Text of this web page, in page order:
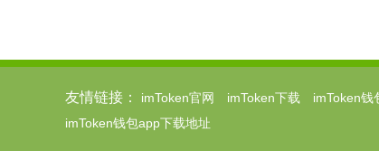
友情链接： imToken官网 imToken下载 imToken钱
imToken钱包app下载地址